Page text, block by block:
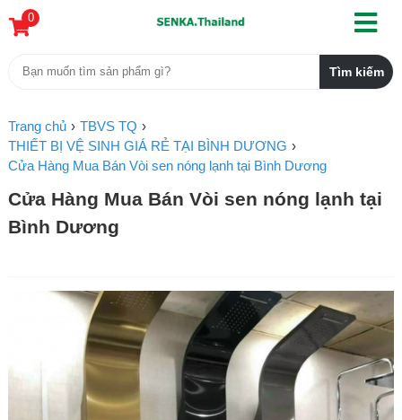
0
Trang chủ
TBVS TQ
THIẾT BỊ VỆ SINH GIÁ RẺ TẠI BÌNH DƯƠNG
Cửa Hàng Mua Bán Vòi sen nóng lạnh tại Bình Dương
Cửa Hàng Mua Bán Vòi sen nóng lạnh tại
Bình Dương